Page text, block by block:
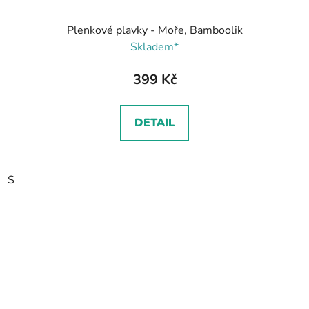
Plenkové plavky - Moře, Bamboolik
Skladem*
399 Kč
DETAIL
S